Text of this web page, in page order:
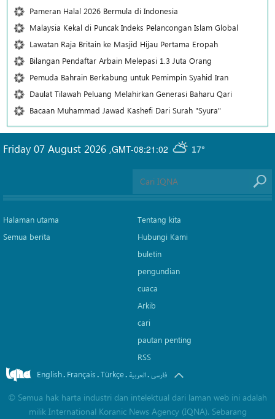
Pameran Halal 2026 Bermula di Indonesia
Malaysia Kekal di Puncak Indeks Pelancongan Islam Global
Lawatan Raja Britain ke Masjid Hijau Pertama Eropah
Bilangan Pendaftar Arbain Melepasi 1.3 Juta Orang
Pemuda Bahrain Berkabung untuk Pemimpin Syahid Iran
Daulat Tilawah Peluang Melahirkan Generasi Baharu Qari
Bacaan Muhammad Jawad Kashefi Dari Surah "Syura"
GMT-08:21:02 17°
Friday 07 August 2026 ,
Halaman utama
Semua berita
Tentang kita
Hubungi Kami
buletin
pengundian
cuaca
Arkib
cari
pautan penting
RSS
English. Français.Türkçe. العربیة.فارسی
© Semua hak harta industri dan intelektual dari laman web ini adalah
milik International Koranic News Agency (IQNA). Sebarang